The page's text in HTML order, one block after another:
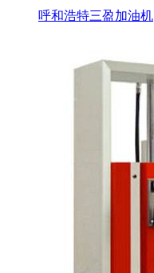
呼和浩特三盈加油机